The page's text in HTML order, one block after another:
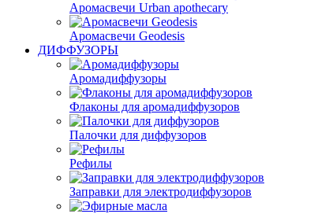
Аромасвечи Urban apothecary
Аромасвечи Geodesis
ДИФФУЗОРЫ
Аромадиффузоры
Флаконы для аромадиффузоров
Палочки для диффузоров
Рефилы
Заправки для электродиффузоров